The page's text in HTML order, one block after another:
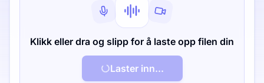
Klikk eller dra og slipp for å laste opp filen din
Laster inn...